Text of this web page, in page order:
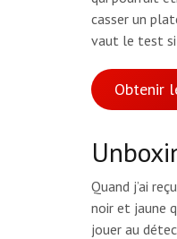
casser un
vaut le test si
Obtenir
Quand j’ai
noir et jaune
jouer au